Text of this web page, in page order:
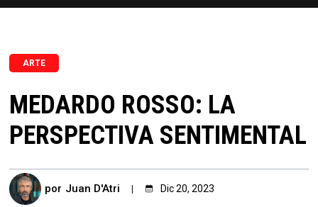
ARTE
MEDARDO ROSSO: LA
PERSPECTIVA SENTIMENTAL
por Juan D'Atri Dic 20, 2023